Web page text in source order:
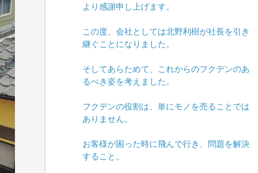
より感謝申し上げます。
この度、会社としては北野利樹が社長を引き
継ぐことになりました。
そしてあらためて、これからのフクデンのあ
るべき姿を考えました。
フクデンの役割は、単にモノを売ることでは
ありません。
お客様が困った時に飛んで行き、問題を解決
すること。